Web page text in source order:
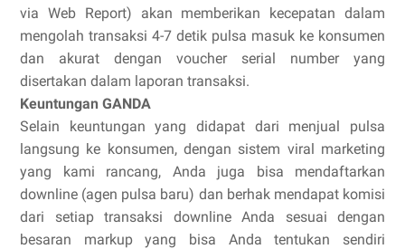
via Web Report) akan memberikan kecepatan dalam
mengolah transaksi 4-7 detik pulsa masuk ke konsumen
dan akurat dengan voucher serial number yang
disertakan dalam laporan transaksi.
Keuntungan GANDA
Selain keuntungan yang didapat dari menjual pulsa
langsung ke konsumen, dengan sistem viral marketing
yang kami rancang, Anda juga bisa mendaftarkan
downline (agen pulsa baru) dan berhak mendapat komisi
dari setiap transaksi downline Anda sesuai dengan
besaran markup yang bisa Anda tentukan sendiri